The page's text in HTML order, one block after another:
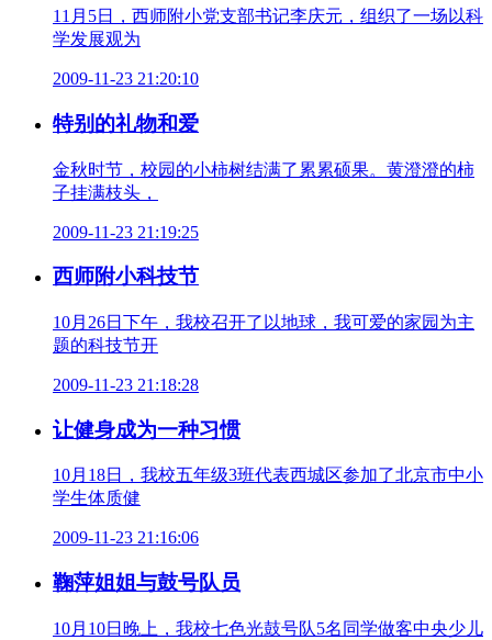
11月5日，西师附小党支部书记李庆元，组织了一场以科
学发展观为
2009-11-23 21:20:10
特别的礼物和爱
金秋时节，校园的小柿树结满了累累硕果。黄澄澄的柿
子挂满枝头，
2009-11-23 21:19:25
西师附小科技节
10月26日下午，我校召开了以地球，我可爱的家园为主
题的科技节开
2009-11-23 21:18:28
让健身成为一种习惯
10月18日，我校五年级3班代表西城区参加了北京市中小
学生体质健
2009-11-23 21:16:06
鞠萍姐姐与鼓号队员
10月10日晚上，我校七色光鼓号队5名同学做客中央少儿